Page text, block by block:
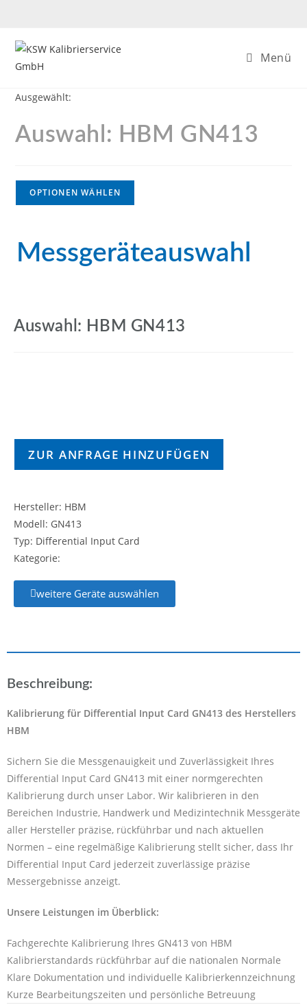
Menü
Ausgewählt:
Auswahl: HBM GN413
OPTIONEN WÄHLEN
Messgeräteauswahl
Auswahl: HBM GN413
ZUR ANFRAGE HINZUFÜGEN
Hersteller: HBM
Modell: GN413
Typ: Differential Input Card
Kategorie:
weitere Geräte auswählen
Beschreibung:
Kalibrierung für Differential Input Card GN413 des Herstellers
HBM
Sichern Sie die Messgenauigkeit und Zuverlässigkeit Ihres
Differential Input Card GN413 mit einer normgerechten
Kalibrierung durch unser Labor. Wir kalibrieren in den
Bereichen Industrie, Handwerk und Medizintechnik Messgeräte
aller Hersteller präzise, rückführbar und nach aktuellen
Normen – eine regelmäßige Kalibrierung stellt sicher, dass Ihr
Differential Input Card jederzeit zuverlässige präzise
Messergebnisse anzeigt.
Unsere Leistungen im Überblick:
Fachgerechte Kalibrierung Ihres GN413 von HBM
Kalibrierstandards rückführbar auf die nationalen Normale
Klare Dokumentation und individuelle Kalibrierkennzeichnung
Kurze Bearbeitungszeiten und persönliche Betreuung